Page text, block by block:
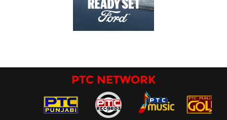
PTC NETWORK